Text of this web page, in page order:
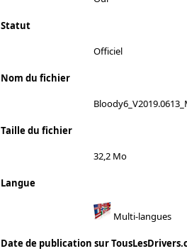
Statut
Officiel
Nom du fichier
Taille du fichier
32,2 Mo
Langue
Multi-langues
Date de publication sur